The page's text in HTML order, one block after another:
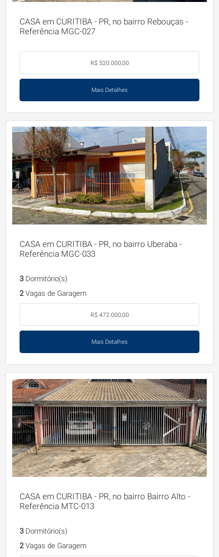
CASA em CURITIBA - PR, no bairro Rebouças -
Referência MGC-027
R$ 520.000,00
Mais Detalhes
CASA em CURITIBA - PR, no bairro Uberaba -
Referência MGC-033
3Dormitório(s)
2Vagas de Garagem
R$ 472.000,00
Mais Detalhes
CASA em CURITIBA - PR, no bairro Bairro Alto -
Referência MTC-013
3Dormitório(s)
2Vagas de Garagem